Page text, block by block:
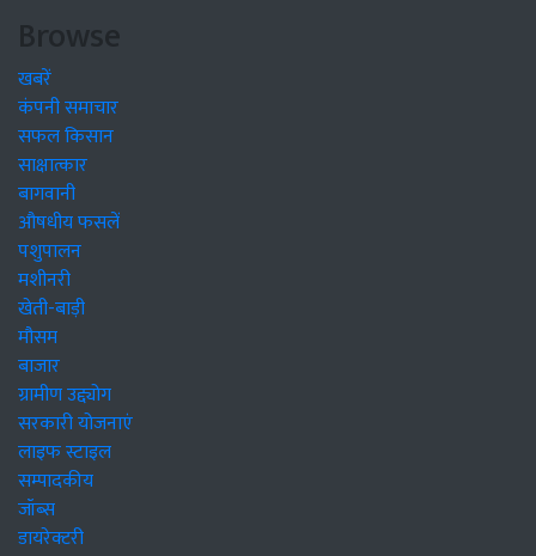
Browse
खबरें
कंपनी समाचार
सफल किसान
साक्षात्कार
बागवानी
औषधीय फसलें
पशुपालन
मशीनरी
खेती-बाड़ी
मौसम
बाजार
ग्रामीण उद्द्योग
सरकारी योजनाएं
लाइफ स्टाइल
सम्पादकीय
जॉब्स
डायरेक्टरी